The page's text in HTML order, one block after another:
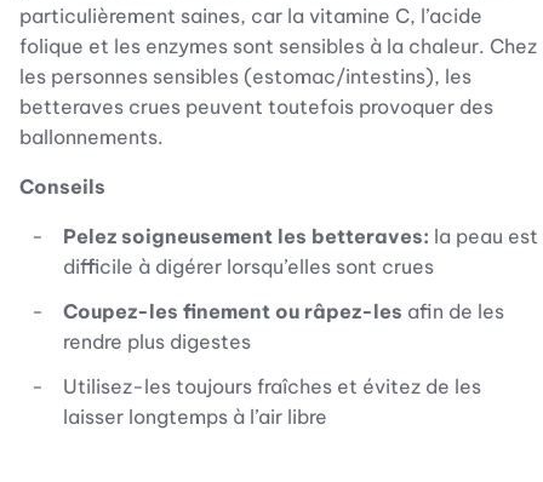
particulièrement saines, car la vitamine C, l’acide
folique et les enzymes sont sensibles à la chaleur. Chez
les personnes sensibles (estomac/intestins), les
betteraves crues peuvent toutefois provoquer des
ballonnements.
Conseils
Pelez soigneusement les betteraves: la peau est
difficile à digérer lorsqu’elles sont crues
Coupez-les finement ou râpez-les afin de les
rendre plus digestes
Utilisez-les toujours fraîches et évitez de les
laisser longtemps à l’air libre